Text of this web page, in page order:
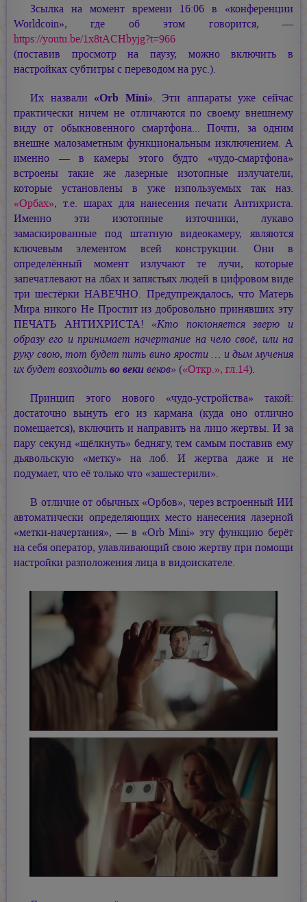
Зсылка на момент времени 16:06 в «конференции
Worldcoin», где об этом говорится, —
https://youtu.be/1x8tACHbyjg?t=966
(поставив просмотр на паузу, можно включить в
настройках субтитры с переводом на рус.).
Их назвали «Orb Mini». Эти аппараты уже сейчас
практически ничем не отличаются по своему внешнему
виду от обыкновенного смартфона... Почти, за одним
внешне малозаметным функциональным изключением. А
именно — в камеры этого будто «чудо-смартфона»
встроены такие же лазерные изотопные излучатели,
которые установлены в уже изпользуемых так наз.
«Орбах», т.е. шарах для нанесения печати Антихриста.
Именно эти изотопные източники, лукаво
замаскированные под штатную видеокамеру, являются
ключевым элементом всей конструкции. Они в
определённый момент излучают те лучи, которые
запечатлевают на лбах и запястьях людей в цифровом виде
три шестёрки НАВЕЧНО. Предупреждалось, что Матерь
Мира никого Не Простит из добровольно принявших эту
ПЕЧАТЬ АНТИХРИСТА! «Кто поклоняется зверю и
образу его и принимает начертание на чело своё, или на
руку свою, тот будет пить вино ярости … и дым мучения
их будет возходитьво векивеков» («Откр.», гл.14).
Принцип этого нового «чудо-устройства» такой:
достаточно вынуть его из кармана (куда оно отлично
помещается), включить и направить на лицо жертвы. И за
пару секунд «щёлкнуть» беднягу, тем самым поставив ему
дьявольскую «метку» на лоб. И жертва даже и не
подумает, что её только что «зашестерили».
В отличие от обычных «Орбов», через встроенный ИИ
автоматически определяющих место нанесения лазерной
«метки-начертания», — в «Orb Mini» эту функцию берёт
на себя оператор, улавливающий свою жертву при помощи
настройки разположения лица в видоискателе.